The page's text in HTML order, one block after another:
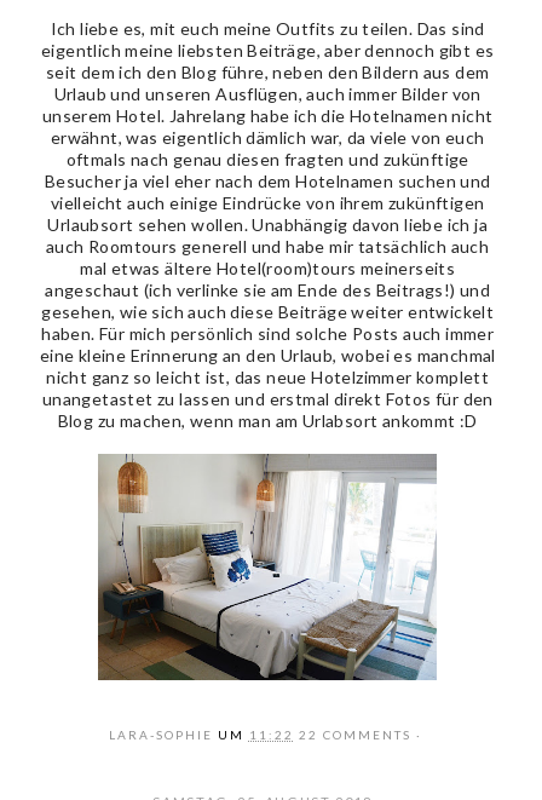
Ich liebe es, mit euch meine Outfits zu teilen. Das sind
eigentlich meine liebsten Beiträge, aber dennoch gibt es
seit dem ich den Blog führe, neben den Bildern aus dem
Urlaub und unseren Ausflügen, auch immer Bilder von
unserem Hotel. Jahrelang habe ich die Hotelnamen nicht
erwähnt, was eigentlich dämlich war, da viele von euch
oftmals nach genau diesen fragten und zukünftige
Besucher ja viel eher nach dem Hotelnamen suchen und
vielleicht auch einige Eindrücke von ihrem zukünftigen
Urlaubsort sehen wollen. Unabhängig davon liebe ich ja
auch Roomtours generell und habe mir tatsächlich auch
mal etwas ältere Hotel(room)tours meinerseits
angeschaut (ich verlinke sie am Ende des Beitrags!) und
gesehen, wie sich auch diese Beiträge weiter entwickelt
haben. Für mich persönlich sind solche Posts auch immer
eine kleine Erinnerung an den Urlaub, wobei es manchmal
nicht ganz so leicht ist, das neue Hotelzimmer komplett
unangetastet zu lassen und erstmal direkt Fotos für den
Blog zu machen, wenn man am Urlabsort ankommt :D
LARA-SOPHIE UM 11:22 22 COMMENTS